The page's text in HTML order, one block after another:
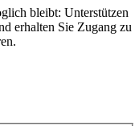
bleibt: Unterstützen
erhalten Sie Zugang zu